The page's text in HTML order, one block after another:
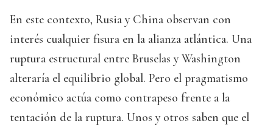
En este contexto, Rusia y China observan con
interés cualquier fisura en la alianza atlántica. Una
ruptura estructural entre Bruselas y Washington
alteraría el equilibrio global. Pero el pragmatismo
económico actúa como contrapeso frente a la
tentación de la ruptura. Unos y otros saben que el